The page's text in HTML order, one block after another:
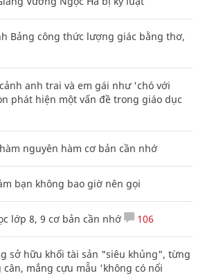
Bảng công thức lượng giác bằng thơ,
anh trai và em gái như 'chó với
phát hiện một vấn đề trong giáo dục
nguyên hàm cơ bản cần nhớ
bạn không bao giờ nên gọi
lớp 8, 9 cơ bản cần nhớ 106
sở hữu khối tài sản "siêu khủng", từng
cân, mắng cựu mẫu 'không có nổi